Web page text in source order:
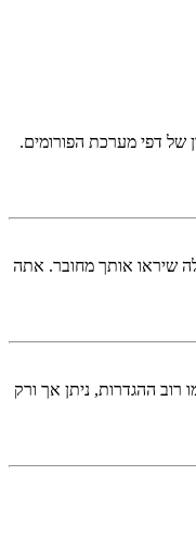
דפי מערכת הפורומים.
שיראו אותך מחובר. אתה
רוב ההגדרות, ניתן אך ורק